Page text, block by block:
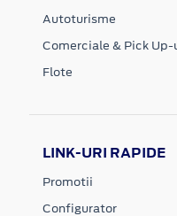
Autoturisme
Comerciale & Pick Up-
Flote
LINK-URI RAPIDE
Promotii
Configurator